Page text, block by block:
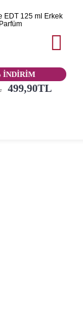
EDT 125 ml Erkek
Parfüm
İNDİRİM
499,90TL